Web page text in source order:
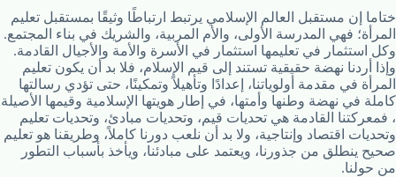
ختاما إن مستقبل العالم الإسلامي يرتبط ارتباطًا وثيقًا بمستقبل تعليم
المرأة؛ فهي المدرسة الأولى، والأم المربية، والشريك في بناء المجتمع.
وكل استثمار في تعليمها استثمار في الأسرة والأمة والأجيال القادمة.
وإذا أردنا نهضة حقيقية تستند إلى قيم الإسلام، فلا بد أن يكون تعليم
المرأة في مقدمة أولوياتنا، إعدادًا وتأهيلاً وتمكينًا، حتى تؤدي رسالتها
كاملة في نهضة وطنها وأمتها، في إطار هويتها الإسلامية وقيمها الأصيلة
، فمعركتنا القادمة هي تحديات قيم، وتحديات مبادئ، وتحديات تعليم
وتحديات اقتصاد وإنتاجية، ولا بد أن نلعب دورنا كاملاً، وطريقنا هو تعليم
صحيح ينطلق من جذورنا، ويعتمد على مبادئنا، ويأخذ بأسباب التطور
من حولنا.